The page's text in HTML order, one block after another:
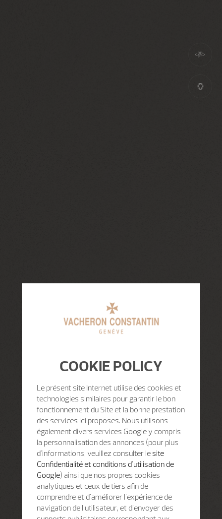
COOKIE POLICY
Le présent site Internet utilise des cookies et
technologies similaires pour garantir le bon
fonctionnement du Site et la bonne prestation
des services ici proposes. Nous utilisons
également divers services Google y compris
la personnalisation des annonces (pour plus
d'informations, veuillez consulter le site
Confidentialité et conditions d'utilisation de
Google) ainsi que nos propres cookies
analytiques et ceux de tiers afin de
comprendre et d'améliorer l'expérience de
navigation de l'utilisateur, et d'envoyer des